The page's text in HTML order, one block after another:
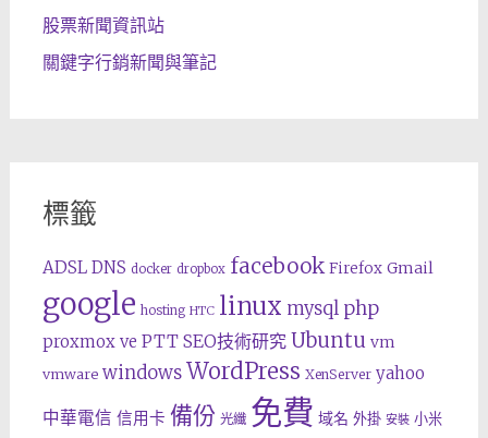
股票新聞資訊站
關鍵字行銷新聞與筆記
標籤
ADSL DNS docker dropbox facebook Firefox Gmail
google hosting HTC linux mysql php
proxmox ve PTT SEO技術研究 Ubuntu vm
vmware windows WordPress XenServer yahoo
中華電信 信用卡 備份 光纖 免費 域名 外掛 安裝 小米